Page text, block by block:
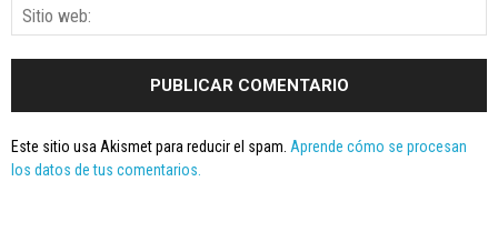
Este sitio usa Akismet para reducir el spam. Aprende cómo se procesan
los datos de tus comentarios.